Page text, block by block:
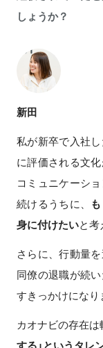
しょうか？
新田
私が新卒で入社
に評価される文
コミュニケーシ
続けるうちに、
身に付けたいと考
さらに、行動量
同僚の退職が続
すきっかけになり
カオナビの存在は